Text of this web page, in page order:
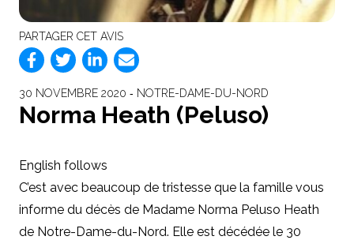
PARTAGER CET AVIS
30 NOVEMBRE 2020 ‐ NOTRE-DAME-DU-NORD
Norma Heath (Peluso)
English follows
C’est avec beaucoup de tristesse que la famille vous
informe du décès de Madame Norma Peluso Heath
de Notre-Dame-du-Nord. Elle est décédée le 30